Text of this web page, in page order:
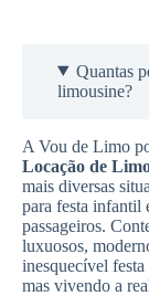
Quantas
limousine?
A Vou de Limo
Locação de
mais diversas
para festa infantil
passageiros.
luxuosos,
inesquecível
mas vivendo a